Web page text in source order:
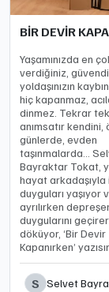
BİR DEVİR
Yaşamınızda en
verdiğiniz,
yoldaşınızın
hiç kapanmaz,
dinmez. Tekrar
anımsatır kendini,
günlerde, evden
taşınmalarda…
Bayraktar Tokat,
hayat arkadaşıyla
duyguları yaşıyor
ayrılırken
duygularını
döküyor, ‘Bir Devir
Kapanırken’
S Selvet